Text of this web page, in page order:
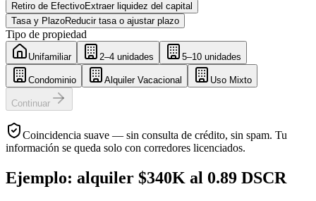
Retiro de EfectivoExtraer liquidez del capital
Tasa y PlazoReducir tasa o ajustar plazo
Tipo de propiedad
Unifamiliar 2–4 unidades 5–10 unidades
Condominio Alquiler Vacacional Uso Mixto
Continuar
Coincidencia suave — sin consulta de crédito, sin spam. Tu
información se queda solo con corredores licenciados.
Ejemplo: alquiler $340K al 0.89 DSCR